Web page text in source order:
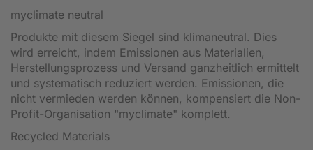
myclimate neutral
Produkte mit diesem Siegel sind klimaneutral. Dies
wird erreicht, indem Emissionen aus Materialien,
Herstellungsprozess und Versand ganzheitlich ermittelt
und systematisch reduziert werden. Emissionen, die
nicht vermieden werden können, kompensiert die Non-
Profit-Organisation "myclimate" komplett.
Recycled Materials